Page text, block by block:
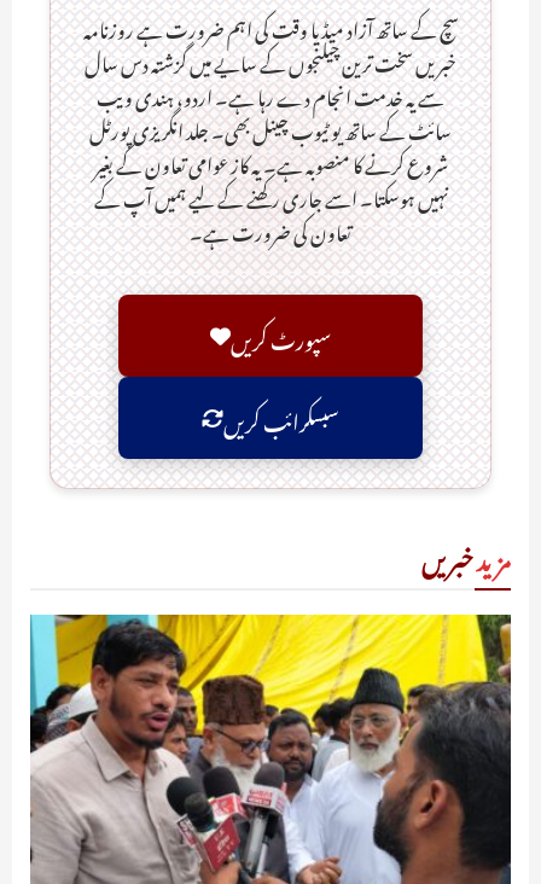
سچ کے ساتھ آزاد میڈیا وقت کی اہم ضرورت ہےـ روزنامہ
خبریں سخت ترین چیلنجوں کے سایے میں گزشتہ دس سال
سے یہ خدمت انجام دے رہا ہے۔ اردو، ہندی ویب
سائٹ کے ساتھ یو ٹیوب چینل بھی۔ جلد انگریزی پورٹل
شروع کرنے کا منصوبہ ہے۔ یہ کاز عوامی تعاون کے بغیر
نہیں ہوسکتا۔ اسے جاری رکھنے کے لیے ہمیں آپ کے
تعاون کی ضرورت ہے۔
سپورٹ کریں
سبسکرائب کریں
مزیدخبریں